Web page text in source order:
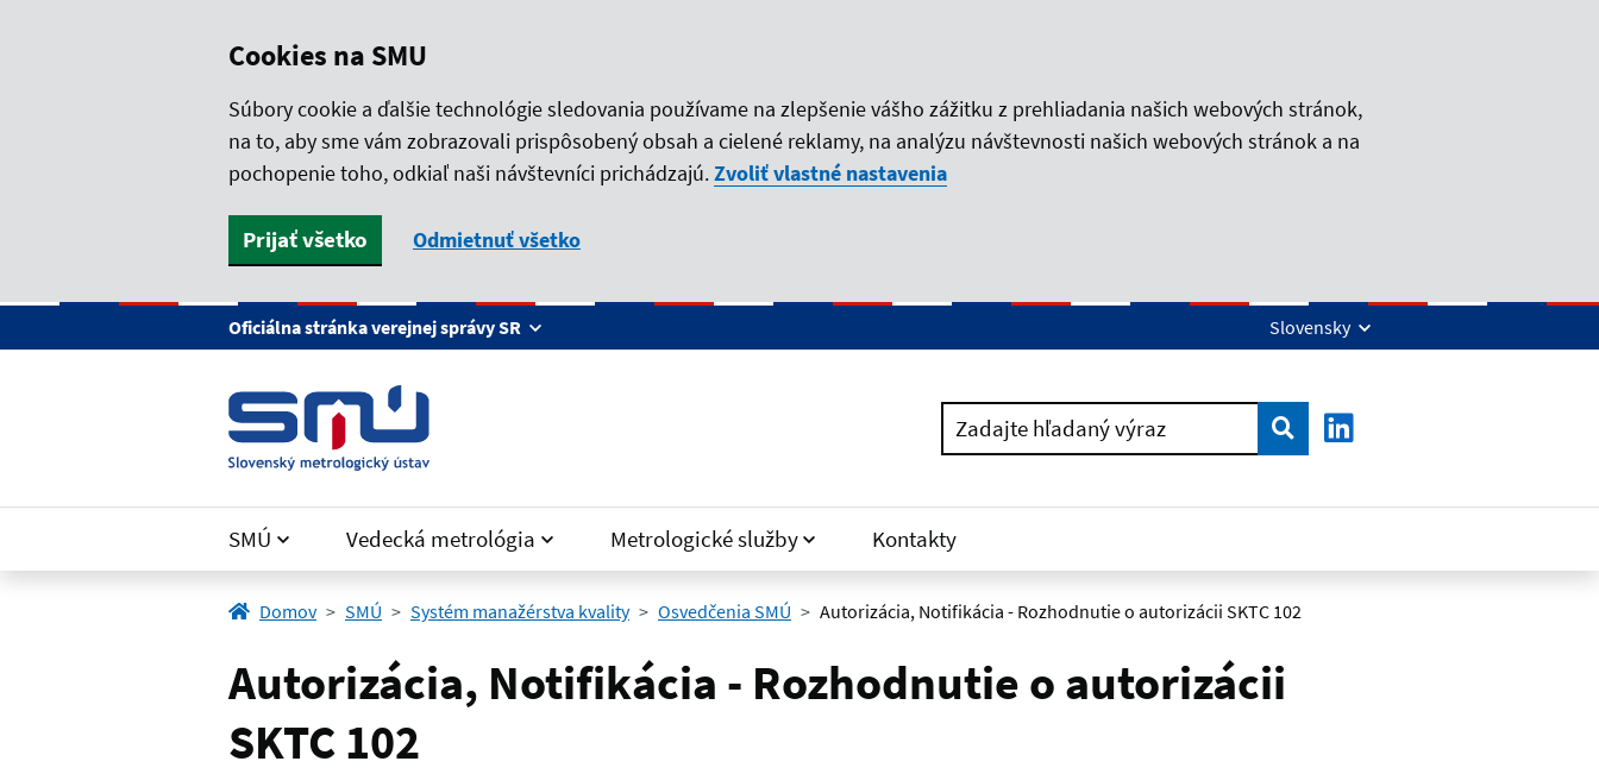
Preskočiť na hlavný obsahOficiálna stránka verejnej správy SR Slovensky
Zadajte hľadaný výraz VyhľadaťLinkedIn
SMÚ Vedecká metrológia Metrologické služby Kontakty
Domov SMÚ Systém manažérstva kvality Osvedčenia SMÚ Autorizácia, Notifikácia - Rozhodnutie o autorizácii SKTC 102
Autorizácia, Notifikácia - Rozhodnutie o autorizácii
SKTC 102
Cookies na SMU
Súbory cookie a ďalšie technológie sledovania používame na zlepšenie vášho zážitku z prehliadania našich webových stránok,
na to, aby sme vám zobrazovali prispôsobený obsah a cielené reklamy, na analýzu návštevnosti našich webových stránok a na
pochopenie toho, odkiaľ naši návštevníci prichádzajú.Zvoliť vlastné nastavenia
Prijať všetko Odmietnuť všetko